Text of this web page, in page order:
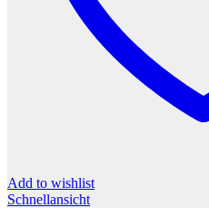
Add to wishlist
Schnellansicht